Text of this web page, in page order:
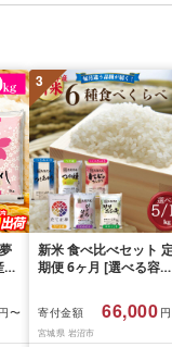
円〜
3
新米 食べ比べセット
期便 6ヶ月 [選べる容
ん つきあかり つや姫
じのきらめき だて正夢
ひとめぼれ ササニシキ
寄付金額 66,000
宮城県 岩沼市